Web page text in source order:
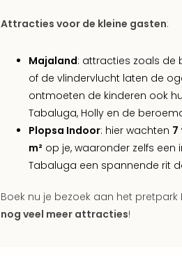
Attracties voor de kleine gasten:
Majaland: attracties zoals de
of de vlindervlucht laten de
ontmoeten de kinderen ook
Tabaluga, Holly en de
Plopsa Indoor: hier wachten 7
m² op je, waaronder zelfs
Tabaluga een spannende rit
Boek nu je bezoek aan het
nog veel meer attracties!